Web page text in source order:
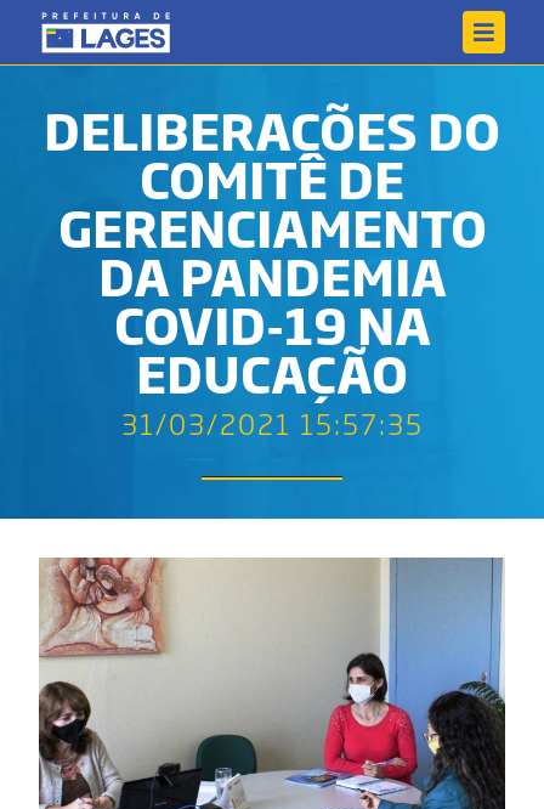
DELIBERAÇÕES DO
COMITÊ DE
GERENCIAMENTO
DA PANDEMIA
COVID-19 NA
EDUCAÇÃO
31/03/2021 15:57:35